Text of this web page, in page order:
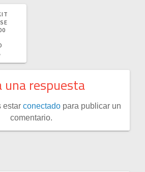
una respuesta
estar conectadopara publicar un
comentario.